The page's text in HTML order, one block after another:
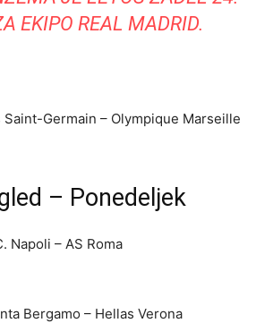
EKIPO REAL MADRID.
Saint-Germain – Olympique Marseille
– Ponedeljek
Napoli – AS Roma
Bergamo – Hellas Verona